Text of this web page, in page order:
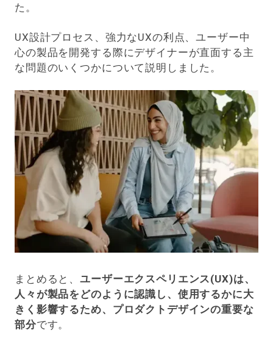
た。
UX設計プロセス、強力なUXの利点、ユーザー中
心の製品を開発する際にデザイナーが直面する主
な問題のいくつかについて説明しました。
まとめると、ユーザーエクスペリエンス(UX)は、
人々が製品をどのように認識し、使用するかに大
きく影響するため、プロダクトデザインの重要な
部分です。